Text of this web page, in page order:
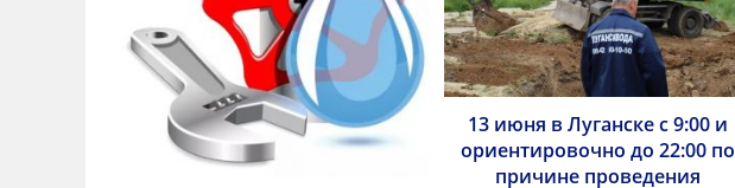
13 июня в Луганске с 9:00 и
ориентировочно до 22:00 по
причине проведения